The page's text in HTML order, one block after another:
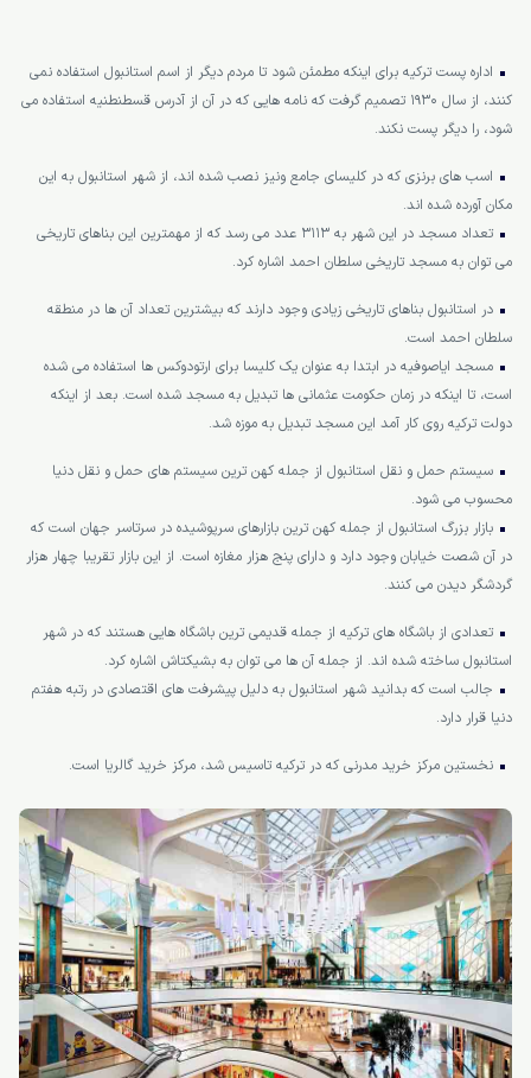
کنند، از سال 1930 تصمیم گرفت که نامه هایی که در آن از آدرس قسطنطنیه استفاده می
شود، را دیگر پست نکند.
اسب های برنزی که در کلیسای جامع ونیز نصب شده اند، از شهر استانبول به این
مکان آورده شده اند.
می توان به مسجد تاریخی سلطان احمد اشاره کرد.
در استانبول بناهای تاریخی زیادی وجود دارند که بیشترین تعداد آن ها در منطقه
سلطان احمد است.
مسجد ایاصوفیه در ابتدا به عنوان یک کلیسا برای ارتودوکس ها استفاده می شده
دولت ترکیه روی کار آمد این مسجد تبدیل به موزه شد.
سیستم حمل و نقل استانبول از جمله کهن ترین سیستم های حمل و نقل دنیا
محسوب می شود.
در آن شصت خیابان وجود دارد و دارای پنج هزار مغازه است. از این بازار تقریبا چهار هزار
تعدادی از باشگاه های ترکیه از جمله قدیمی ترین باشگاه هایی هستند که در شهر
استانبول ساخته شده اند. از جمله آن ها می توان به بشیکتاش اشاره کرد.
جالب است که بدانید شهر استانبول به دلیل پیشرفت های اقتصادی در رتبه هفتم
دنیا قرار دارد.
نخستین مرکز خرید مدرنی که در ترکیه تاسیس شد، مرکز خرید گالریا است.